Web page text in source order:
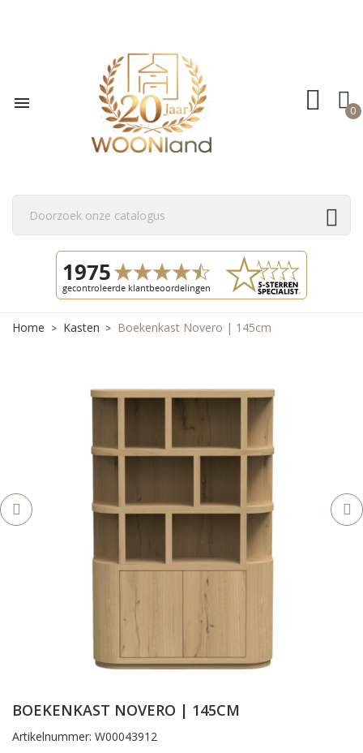
 0
Home Kasten Boekenkast Novero | 145cm
BOEKENKAST NOVERO | 145CM
Artikelnummer: W00043912